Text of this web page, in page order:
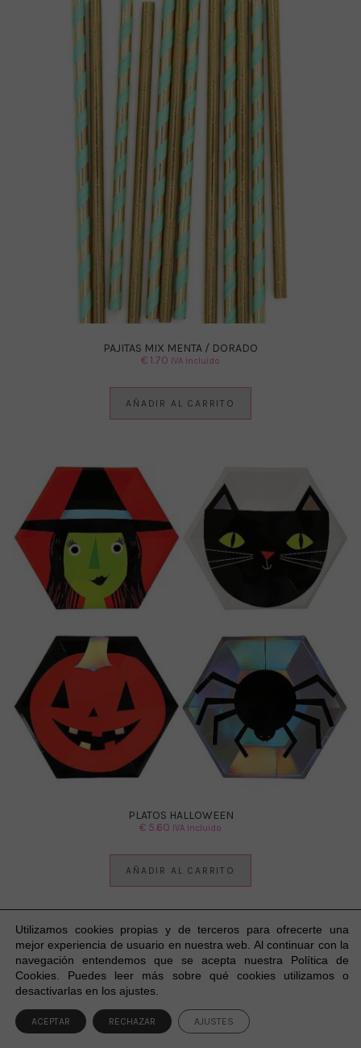
PAJITAS MIX MENTA / DORADO
€1.70 IVA Incluido
AÑADIR AL CARRITO
PLATOS HALLOWEEN
€ 5.60 IVA Incluido
AÑADIR AL CARRITO
Utilizamos cookies propias y de terceros para ofrecerte una
mejor experiencia de usuario en nuestra web. Al continuar con la
navegación entendemos que se acepta nuestra Política de
Cookies. Puedes leer más sobre qué cookies utilizamos o
desactivarlas en los ajustes.
ACEPTAR RECHAZAR AJUSTES
1